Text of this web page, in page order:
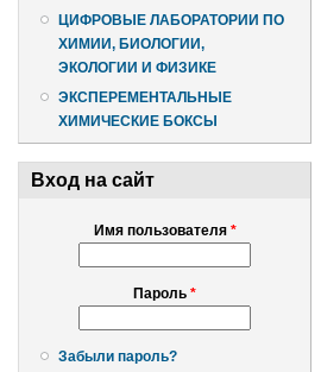
ЦИФРОВЫЕ ЛАБОРАТОРИИ ПО
ХИМИИ, БИОЛОГИИ,
ЭКОЛОГИИ И ФИЗИКЕ
ЭКСПЕРЕМЕНТАЛЬНЫЕ
ХИМИЧЕСКИЕ БОКСЫ
Вход на сайт
Имя пользователя *
Пароль *
Забыли пароль?